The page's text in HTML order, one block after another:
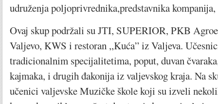
udruženja poljoprivrednika,predstavnika
Ovaj skup podržali su JTI, SUPERIOR, PKB
Valjevo, KWS i restoran ,,Kuća” iz Valjeva.
tradicionalnim specijalitetima, poput, duvan
kajmaka, i drugih đakonija iz valjevskog kraja. Na
učenici valjevske Muzičke škole koji su izveli